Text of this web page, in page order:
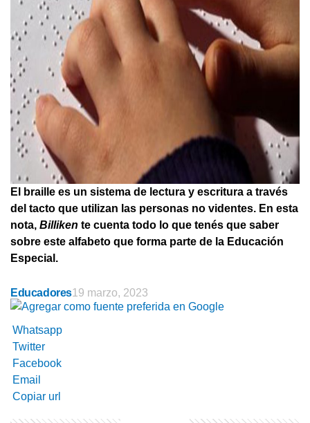
El braille es un sistema de lectura y escritura a través
del tacto que utilizan las personas no videntes. En esta
nota, Billiken te cuenta todo lo que tenés que saber
sobre este alfabeto que forma parte de la Educación
Especial.
Educadores19 marzo, 2023
Whatsapp
Twitter
Facebook
Email
Copiar url